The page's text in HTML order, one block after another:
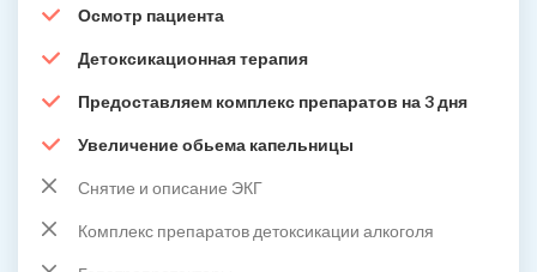
Осмотр пациента
Детоксикационная терапия
Предоставляем комплекс препаратов на 3 дня
Увеличение обьема капельницы
Снятие и описание ЭКГ
Комплекс препаратов детоксикации алкоголя